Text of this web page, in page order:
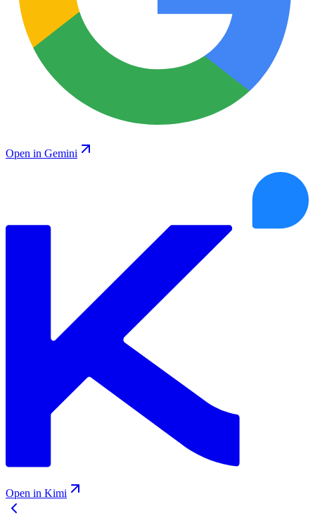
Open in Gemini
Open in Kimi